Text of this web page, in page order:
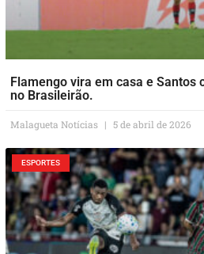
Flamengo vira em casa e Santos
no Brasileirão.
Malagueta Notícias 5 de abril de 2026
ESPORTES